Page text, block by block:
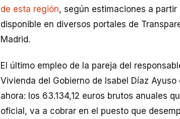
de esta región, según estimaciones a
disponible en diversos portales de
Madrid.
El último empleo de la pareja del
Vivienda del Gobierno de Isabel Díaz
ahora: los 63.134,12 euros brutos anuales
oficial, va a cobrar en el puesto que